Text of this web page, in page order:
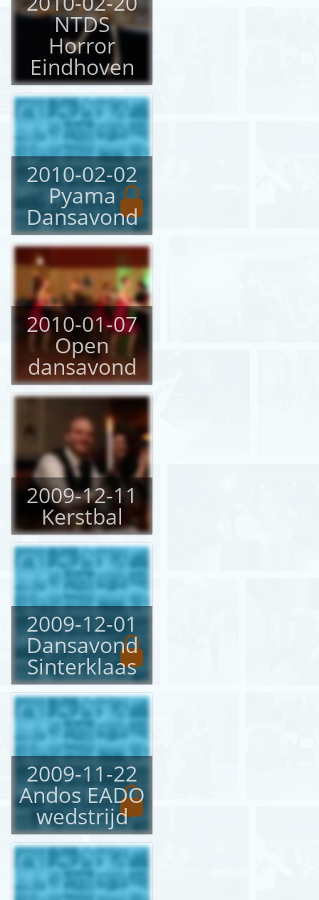
NTDS
Horror
Eindhoven
2010-02-02
Pyama
Dansavond
2010-01-07
Open
dansavond
2009-12-11
Kerstbal
2009-12-01
Dansavond
Sinterklaas
2009-11-22
Andos EADO
wedstrijd